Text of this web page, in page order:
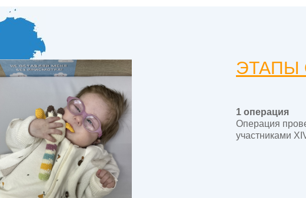
ЭТАПЫ
1 операция
Операция
участниками